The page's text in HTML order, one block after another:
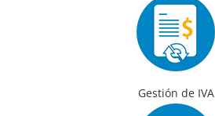
Gestión de IVA